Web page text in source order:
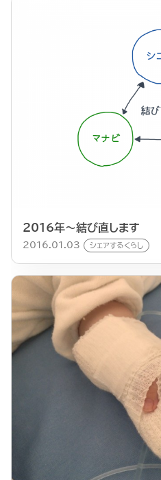
2016年〜結び直します
2016.01.03 シェアするくらし